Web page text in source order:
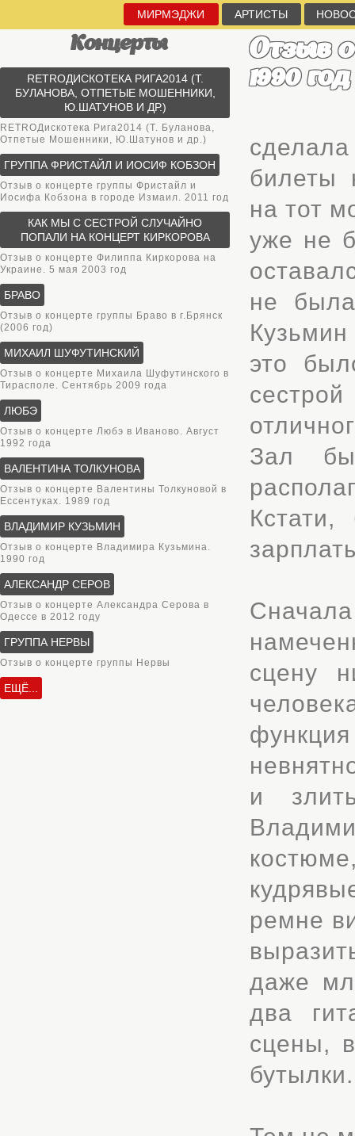
МИРМЭДЖИ АРТИСТЫ
Отзыв
1990 год
билеты
на тот
уже не
не
это
Зал
сцену
и
ремне
даже
два
сцены,
бутылки.
Концерты
RETROДИСКОТЕКА РИГА2014 (Т.
БУЛАНОВА, ОТПЕТЫЕ МОШЕННИКИ,
Ю.ШАТУНОВ И ДР.)
RETROДискотека Рига2014 (Т. Буланова,
Отпетые Мошенники, Ю.Шатунов и др.)
ГРУППА ФРИСТАЙЛ И ИОСИФ КОБЗОН
Отзыв о концерте группы Фристайл и
Иосифа Кобзона в городе Измаил. 2011 год
КАК МЫ С СЕСТРОЙ СЛУЧАЙНО
ПОПАЛИ НА КОНЦЕРТ КИРКОРОВА
Отзыв о концерте Филиппа Киркорова на
Украине. 5 мая 2003 год
БРАВО
Отзыв о концерте группы Браво в г.Брянск
(2006 год)
МИХАИЛ ШУФУТИНСКИЙ
Отзыв о концерте Михаила Шуфутинского в
Тирасполе. Сентябрь 2009 года
ЛЮБЭ
Отзыв о концерте Любэ в Иваново. Август
1992 года
ВАЛЕНТИНА ТОЛКУНОВА
Отзыв о концерте Валентины Толкуновой в
Ессентуках. 1989 год
ВЛАДИМИР КУЗЬМИН
Отзыв о концерте Владимира Кузьмина.
1990 год
АЛЕКСАНДР СЕРОВ
Отзыв о концерте Александра Серова в
Одессе в 2012 году
ГРУППА НЕРВЫ
Отзыв о концерте группы Нервы
ЕЩЁ...